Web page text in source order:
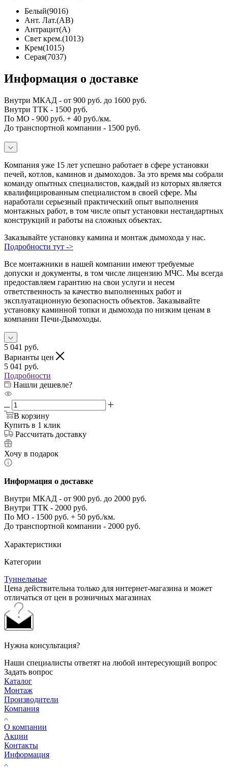
Белый(9016)
Ант. Лат.(АВ)
Антрацит(А)
Свет крем.(1013)
Крем(1015)
Серая(7037)
Информация о доставке
Внутри МКАД - от 900 руб. до 1600 руб.
Внутри ТТК - 1500 руб.
По МО - 900 руб. + 40 руб./км.
До транспортной компании - 1500 руб.
Компания уже 15 лет успешно работает в сфере установки
печей, котлов, каминов и дымоходов. За это время мы собрали
команду опытных специалистов, каждый из которых является
квалифицированным специалистом в своей сфере. Мы
наработали серьезный практический опыт выполнения
монтажных работ, в том числе опыт установки нестандартных
конструкций и работы на сложных объектах.
Заказывайте установку камина и монтаж дымохода у нас.
Подробности тут ->
Все монтажники в нашей компании имеют требуемые
допуски и документы, в том числе лицензию МЧС. Мы всегда
предоставляем гарантию на свои услуги и несем
ответственность за качество выполненных работ и
эксплуатационную безопасность объектов. Заказывайте
установку каминной топки и дымохода по низким ценам в
компании Печи-Дымоходы.
5 041 руб.
Варианты цен
5 041 руб.
Подробности
Нашли дешевле?
В корзину
Купить в 1 клик
Рассчитать доставку
Хочу в подарок
Информация о доставке
Внутри МКАД - от 900 руб. до 2000 руб.
Внутри ТТК - 2000 руб.
По МО - 1500 руб. + 50 руб./км.
До транспортной компании - 2000 руб.
Характеристики
Категории
Туннельные
Цена действительна только для интернет-магазина и может
отличаться от цен в розничных магазинах
Нужна консультация?
Наши специалисты ответят на любой интересующий вопрос
Задать вопрос
Каталог
Монтаж
Производители
Компания
О компании
Акции
Контакты
Информация